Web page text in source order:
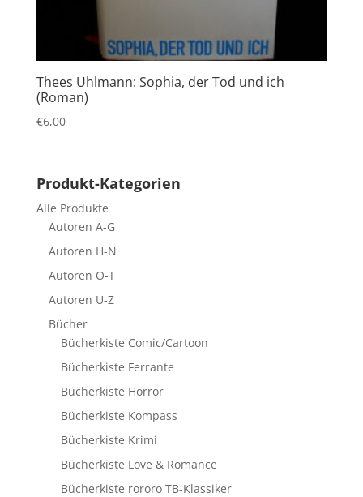
Thees Uhlmann: Sophia, der Tod und ich
(Roman)
€6,00
Produkt-Kategorien
Alle Produkte
Autoren A-G
Autoren H-N
Autoren O-T
Autoren U-Z
Bücher
Bücherkiste Comic/Cartoon
Bücherkiste Ferrante
Bücherkiste Horror
Bücherkiste Kompass
Bücherkiste Krimi
Bücherkiste Love & Romance
Bücherkiste rororo TB-Klassiker